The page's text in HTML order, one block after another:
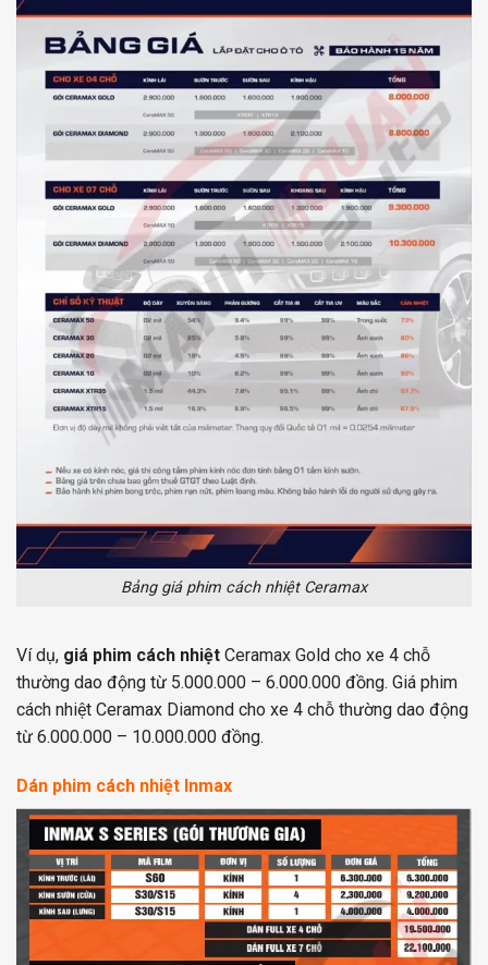
Bảng giá phim cách nhiệt Ceramax
Ví dụ, giá phim cách nhiệt Ceramax Gold cho xe 4 chỗ
thường dao động từ 5.000.000 – 6.000.000 đồng. Giá phim
cách nhiệt Ceramax Diamond cho xe 4 chỗ thường dao động
từ 6.000.000 – 10.000.000 đồng.
Dán phim cách nhiệt Inmax